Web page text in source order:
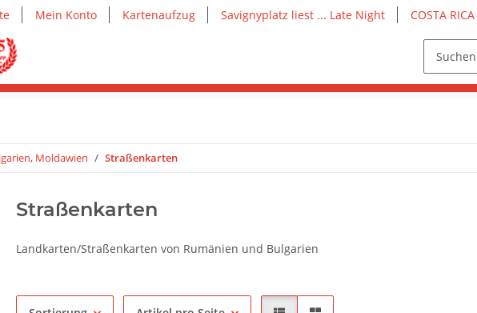
Mein Konto Kartenaufzug Savignyplatz liest ... Late Night COSTA RICA
Moldawien Straßenkarten
Straßenkarten
Landkarten/Straßenkarten von Rumänien und Bulgarien